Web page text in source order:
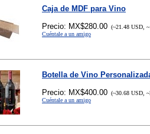
Caja de MDF para Vino
Precio: MX$280.00 (~21.48 USD,
Cuéntale a un amigo
Botella de Vino
Precio: MX$400.00 (~30.68 USD,
Cuéntale a un amigo